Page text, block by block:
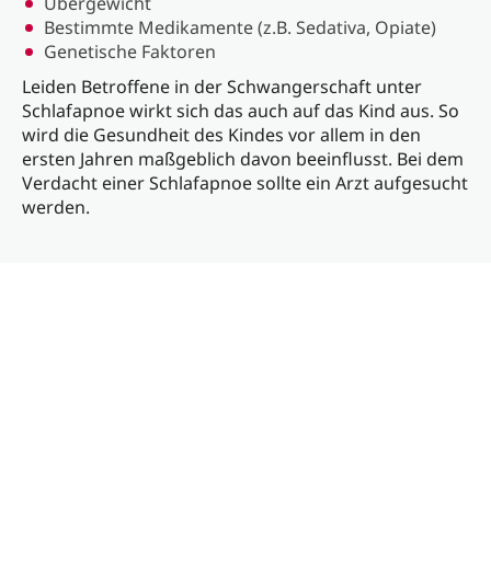
Bestimmte Medikamente (z.B. Sedativa, Opiate)
Genetische Faktoren
Leiden Betroffene in der Schwangerschaft unter
Schlafapnoe wirkt sich das auch auf das Kind aus. So
wird die Gesundheit des Kindes vor allem in den
ersten Jahren maßgeblich davon beeinflusst. Bei dem
Verdacht einer Schlafapnoe sollte ein Arzt aufgesucht
werden.